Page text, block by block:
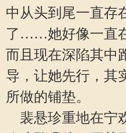
中从头到尾一直存
了……她好像一直
而且现在深陷其中
导，让她先行，其
所做的铺垫。
裴悬珍重地在宁